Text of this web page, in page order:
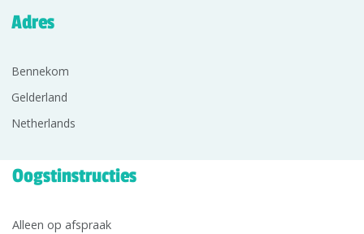
Adres
Bennekom
Gelderland
Netherlands
Oogstinstructies
Alleen op afspraak